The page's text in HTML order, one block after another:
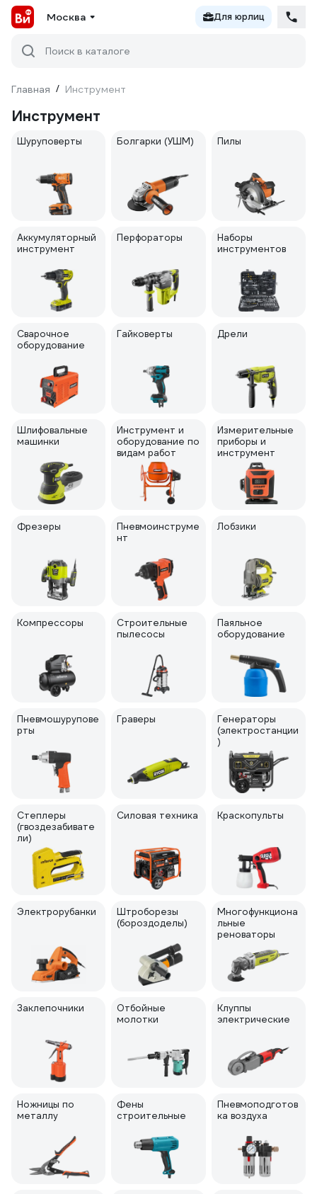
Москва Для юрлиц
Поиск в каталоге
Главная / Инструмент
Инструмент
Шуруповерты Болгарки (УШМ) Пилы
Аккумуляторный
инструмент
Перфораторы
Наборы
инструментов
Сварочное
оборудование
Гайковерты Дрели
Шлифовальные
машинки
Инструмент и
оборудование по
видам работ
Измерительные
приборы и
инструмент
Фрезеры
Пневмоинструме
нт
Лобзики
Компрессоры
Строительные
пылесосы
Паяльное
оборудование
Пневмошурупове
рты
Граверы
Генераторы
(электростанции
)
Степлеры
(гвоздезабивате
ли)
Силовая техника Краскопульты
Электрорубанки
Штроборезы
(бороздоделы)
Многофункциона
льные
реноваторы
Заклепочники
Отбойные
молотки
Клуппы
электрические
Ножницы по
металлу
Фены
строительные
Пневмоподготов
ка воздуха